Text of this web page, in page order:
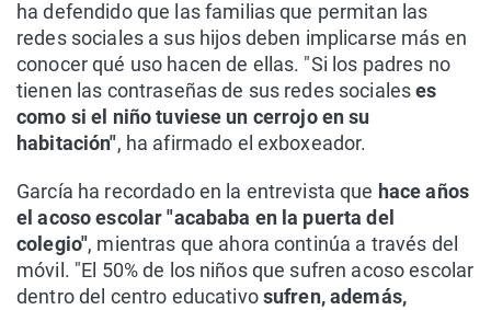
ha defendido que las familias que permitan las
redes sociales a sus hijos deben implicarse más en
conocer qué uso hacen de ellas. "Si los padres no
tienen las contraseñas de sus redes socialeses
como si el niño tuviese un cerrojo en su
habitación", ha afirmado el exboxeador.
García ha recordado en la entrevista que hace años
el acoso escolar "acababa en la puerta del
colegio", mientras que ahora continúa a través del
móvil. "El 50% de los niños que sufren acoso escolar
dentro del centro educativosufren, además,